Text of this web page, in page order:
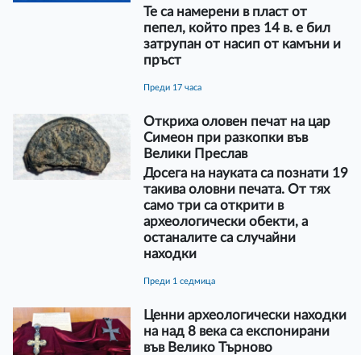
Те са намерени в пласт от
пепел, който през 14 в. е бил
затрупан от насип от камъни и
пръст
преди 17 часа
Откриха оловен печат на цар
Симеон при разкопки във
Велики Преслав
Досега на науката са познати 19
такива оловни печата. От тях
само три са открити в
археологически обекти, а
останалите са случайни
находки
преди 1 седмица
Ценни археологически находки
на над 8 века са експонирани
във Велико Търново